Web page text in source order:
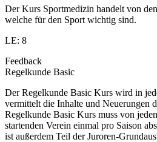
Der Kurs Sportmedizin handelt von
welche für den Sport wichtig sind.
LE: 8
Feedback
Regelkunde Basic
Der Regelkunde Basic Kurs wird in
vermittelt die Inhalte und Neuerungen
Regelkunde Basic Kurs muss von
startenden Verein einmal pro Saison
ist außerdem Teil der Juroren-